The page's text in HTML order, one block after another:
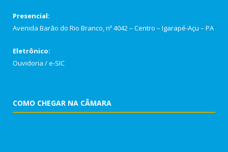
Presencial:
Avenida Barão do Rio Branco, nº 4042 – Centro – Igarapé-Açu – PA
Eletrônico:
Ouvidoria /e-SIC
COMO CHEGAR NA CÂMARA